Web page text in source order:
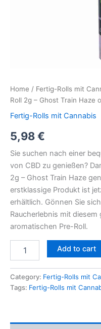
Home / Fertig-Rolls mit
Roll 2g – Ghost Train Haze
Fertig-Rolls mit Cannabis
5,98€
Sie suchen nach einer
von CBD zu genießen?
2g – Ghost Train Haze
erstklassige Produkt ist
erhältlich. Gönnen Sie
Raucherlebnis mit
aromatischen Pre-Roll.
Add to cart
Category: Fertig-Rolls mit
Tags: Fertig-Rolls mit